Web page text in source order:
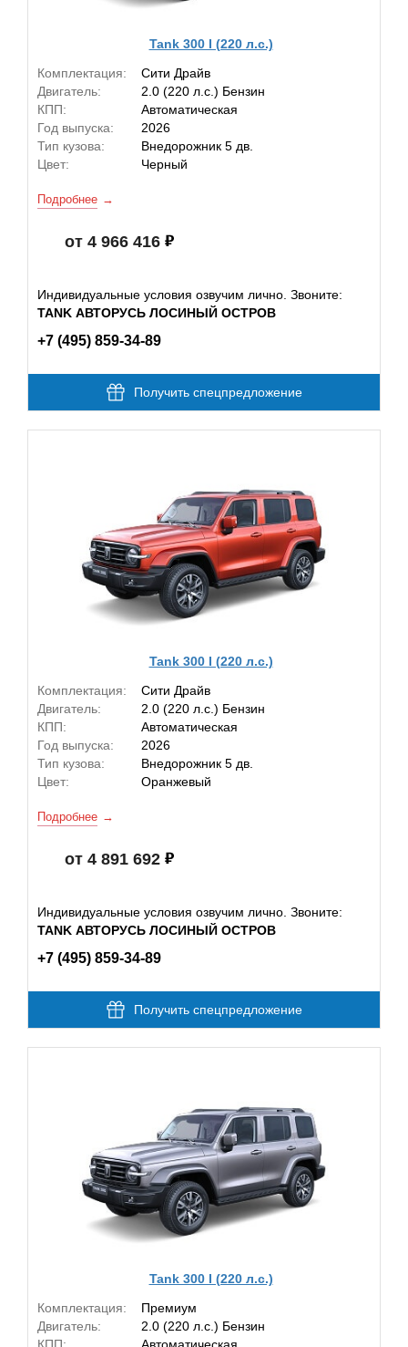
Tank 300 I (220 л.с.)
Комплектация:
Сити Драйв
Двигатель:
2.0 (220 л.с.) Бензин
КПП:
Автоматическая
Год выпуска:
2026
Тип кузова:
Внедорожник 5 дв.
Цвет:
Черный
Подробнее
от 4 966 416
Индивидуальные условия озвучим лично. Звоните:
TANK АВТОРУСЬ ЛОСИНЫЙ ОСТРОВ
+7 (495) 859-34-89
Получить спецпредложение
Tank 300 I (220 л.с.)
Комплектация:
Сити Драйв
Двигатель:
2.0 (220 л.с.) Бензин
КПП:
Автоматическая
Год выпуска:
2026
Тип кузова:
Внедорожник 5 дв.
Цвет:
Оранжевый
Подробнее
от 4 891 692
Индивидуальные условия озвучим лично. Звоните:
TANK АВТОРУСЬ ЛОСИНЫЙ ОСТРОВ
+7 (495) 859-34-89
Получить спецпредложение
Tank 300 I (220 л.с.)
Комплектация:
Премиум
Двигатель:
2.0 (220 л.с.) Бензин